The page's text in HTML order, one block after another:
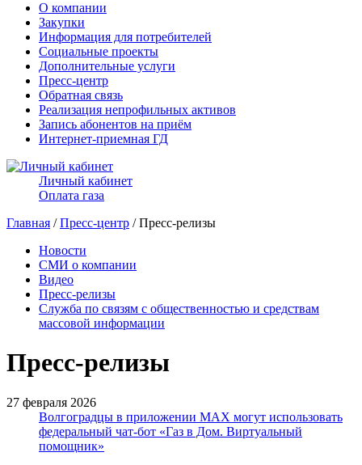
О компании
Закупки
Информация для потребителей
Социальные проекты
Дополнительные услуги
Пресс-центр
Обратная связь
Реализация непрофильных активов
Запись абонентов на приём
Интернет-приемная ГД
Личный кабинет
Оплата газа
Главная /Пресс-центр / Пресс-релизы
Новости
СМИ о компании
Видео
Пресс-релизы
Служба по связям с общественностью и средствам
массовой информации
Пресс-релизы
27 февраля 2026
Волгоградцы в приложении МАХ могут использовать
федеральный чат-бот «Газ в Дом. Виртуальный
помощник»